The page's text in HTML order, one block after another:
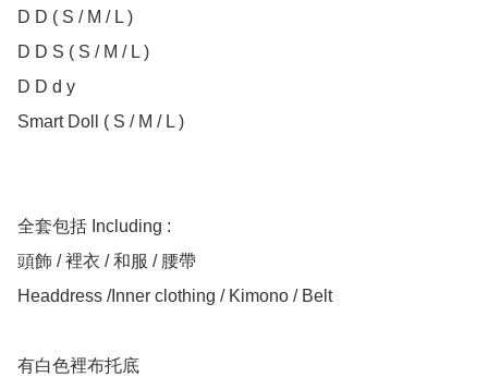
D D ( S / M / L )
D D S ( S / M / L )
D D d y
Smart Doll ( S / M / L )
全套包括 Including :
頭飾 / 裡衣 / 和服 / 腰帶
Headdress /Inner clothing / Kimono / Belt
有白色裡布托底